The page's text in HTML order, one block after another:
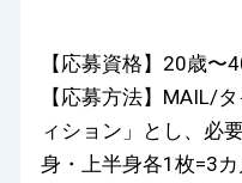
【応募資格】20歳
【応募方法】MAIL/
ィション」とし、必
身・上半身各1枚=3